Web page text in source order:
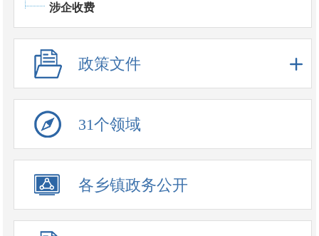
涉企收费
政策文件
31个领域
各乡镇政务公开